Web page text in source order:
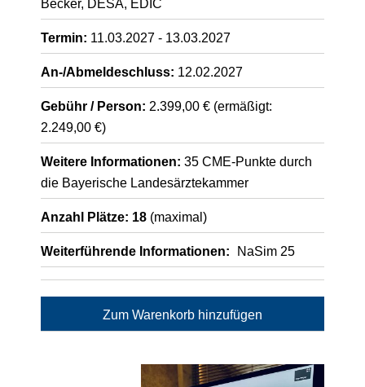
Becker, DESA, EDIC
Termin: 11.03.2027 - 13.03.2027
An-/Abmeldeschluss: 12.02.2027
Gebühr / Person: 2.399,00 € (ermäßigt:
2.249,00 €)
Weitere Informationen: 35 CME-Punkte durch
die Bayerische Landesärztekammer
Anzahl Plätze: 18 (maximal)
Weiterführende Informationen: NaSim 25